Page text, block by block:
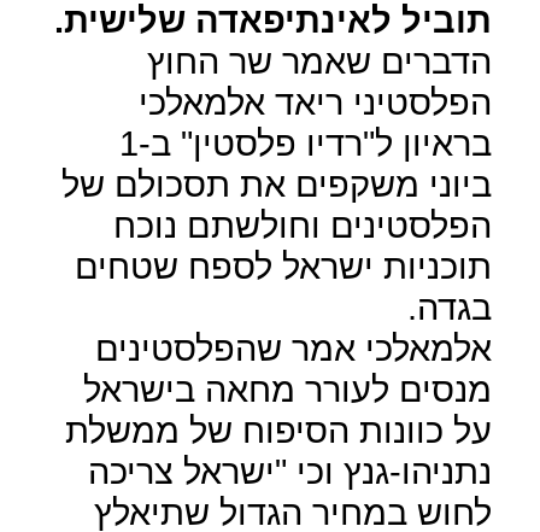
תוביל לאינתיפאדה שלישית.
הדברים שאמר שר החוץ
הפלסטיני ריאד אלמאלכי
בראיון ל"רדיו פלסטין" ב-1
ביוני משקפים את תסכולם של
הפלסטינים וחולשתם נוכח
תוכניות ישראל לספח שטחים
בגדה.
אלמאלכי אמר שהפלסטינים
מנסים לעורר מחאה בישראל
על כוונות הסיפוח של ממשלת
נתניהו-גנץ וכי "ישראל צריכה
לחוש במחיר הגדול שתיאלץ